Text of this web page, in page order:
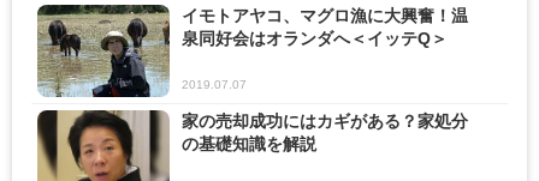
イモトアヤコ、マグロ漁に大興奮！温
泉同好会はオランダへ＜イッテQ＞
2019.07.07
家の売却成功にはカギがある？家処分
の基礎知識を解説